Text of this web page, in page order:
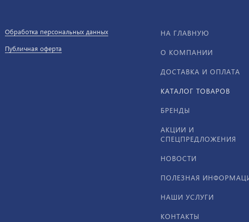
Обработка персональных данных
Публичная оферта
НА ГЛАВНУЮ
О КОМПАНИИ
ДОСТАВКА И ОПЛАТА
КАТАЛОГ ТОВАРОВ
БРЕНДЫ
АКЦИИ И
СПЕЦПРЕДЛОЖЕНИЯ
НОВОСТИ
ПОЛЕЗНАЯ
НАШИ УСЛУГИ
КОНТАКТЫ